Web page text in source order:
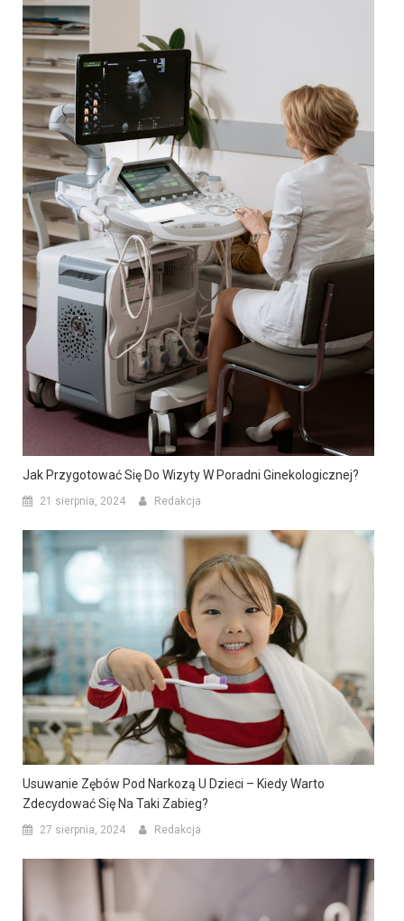
Jak Przygotować Się Do Wizyty W Poradni Ginekologicznej?
21 sierpnia, 2024 Redakcja
Usuwanie Zębów Pod Narkozą U Dzieci – Kiedy Warto
Zdecydować Się Na Taki Zabieg?
27 sierpnia, 2024 Redakcja